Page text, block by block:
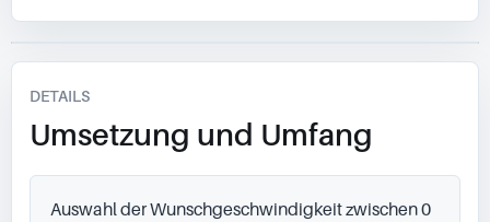
DETAILS
Umsetzung und Umfang
Auswahl der Wunschgeschwindigkeit zwischen 0